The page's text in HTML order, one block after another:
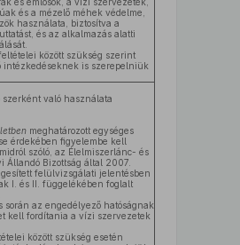
és a mézelő méhek védelme,
használata, biztosítva a
és az alkalmazás alatti
között szükség szerint
intézkedéseknek is szerepelniük
szerként való használata
meghatározott egységes
érdekében figyelembe kell
szóló, az Élelmiszerlánc- és
Állandó Bizottság által 2007.
felülvizsgálati jelentésben
I. és II. függelékében foglalt
során az engedélyező hatóságnak
kell fordítania a vízi szervezetek
között szükség esetén